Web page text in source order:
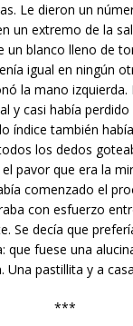
Le dieron un
un extremo de la
un blanco lleno de
igual en ningún
la mano
y casi había perdido
índice también
los dedos
pavor que era la
comenzado el
con esfuerzo
Se decía que
que fuese una
Una pastillita y a
***